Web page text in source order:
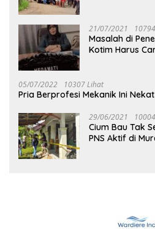
21/07/2021
Masalah di
Kotim Harus
05/07/2022 10307 Lihat
Pria Berprofesi Mekanik Ini
29/06/2021
Cium Bau Tak
PNS Aktif di